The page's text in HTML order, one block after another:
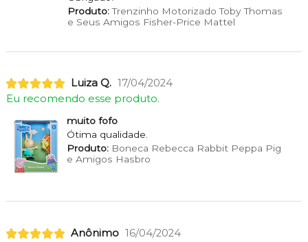
Produto:Trenzinho Motorizado Toby Thomas
e Seus Amigos Fisher-Price Mattel
Luiza Q. 17/04/2024
Eu recomendo esse produto.
muito fofo
Ótima qualidade.
Produto:Boneca Rebecca Rabbit Peppa Pig
e Amigos Hasbro
Anônimo 16/04/2024